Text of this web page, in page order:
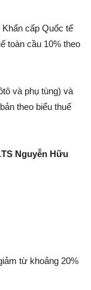
cấp Quốc tế
toàn cầu 10% theo
và phụ tùng) và
theo biểu thuế
Nguyễn Hữu
từ khoảng 20%